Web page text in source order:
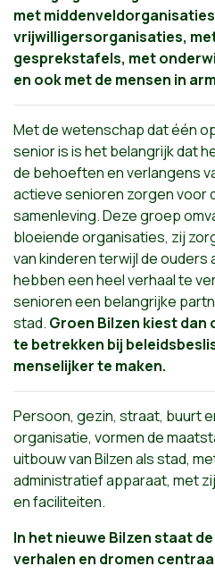
met
vrijwilligersorganisaties,
gesprekstafels, met
en ook met de mensen in
Met de wetenschap dat één
senior is is het belangrijk dat
de behoeften en verlangens
actieve senioren zorgen voor
samenleving. Deze groep
bloeiende organisaties, zij
van kinderen terwijl de ouders
hebben een heel verhaal te
senioren een belangrijke
stad. Groen Bilzen kiest
te betrekken bij
menselijker te maken.
Persoon, gezin, straat, buurt
organisatie, vormen de
uitbouw van Bilzen als stad,
administratief apparaat, met
en faciliteiten.
In het nieuwe Bilzen staat
verhalen en dromen